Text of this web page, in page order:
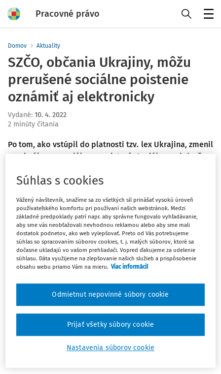
Pracovné právo
Domov Aktuality
SZČO, občania Ukrajiny, môžu
prerušené sociálne poistenie
oznámiť aj elektronicky
Vydané: 10. 4. 2022
2 minúty čítania
Po tom, ako vstúpil do platnosti tzv. lex Ukrajina, zmenil
sa aj zákon o sociálnom poistení. Sociálna poisťovňa v
využiť občania Ukrajiny, aby si jednoduchým spôsobom
životnej situácie.
Podľa aktuálneho zákona (č. 92/2022 Z. z. o niektorých
ďalších opatreniach v súvislosti so situáciou na Ukrajine
účinného od 30. marca 2022) sapovinne poistenej SZČO,
občanovi Ukrajiny,
prerušuje povinné sociálne
ozbrojeným konfliktom na Ukrajine zdržiava na jej
Dôvodom je výkon služby vo vojsku Ukrajiny,
výkon brannej povinnosti alebo výkon odvodnej
povinnosti na Ukrajine.Počas tohto obdobia nebude mať
povinne poistená SZČO, občan Ukrajiny, povinnosť platiť
poistné na sociálne poistenie. Stačí, ak to Sociálnej
Súhlas s cookies
Vážený návštevník, snažíme sa zo všetkých síl prinášať vysokú úroveň
používateľského komfortu pri používaní našich webstránok. Medzi
základné predpoklady patrí napr. aby správne fungovalo vyhľadávanie,
aby sme vás neobťažovali nevhodnou reklamou alebo aby sme mali
dostatok podnetov, ako web vylepšovať. Preto od Vás potrebujeme
súhlas so spracovaním súborov cookies, t. j. malých súborov, ktoré sa
dočasne ukladajú vo vašom prehliadači. Vopred ďakujeme za udelenie
súhlasu. Dáta využijeme na zlepšovanie našich služieb a prispôsobenie
obsahu webu priamo Vám na mieru. Viac informácií
Nastavenia súborov cookie
Odmietnut nepovinné súbory cookie
Prijať všetky súbory cookie